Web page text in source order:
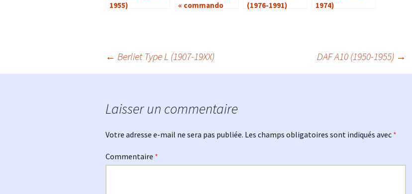
1955)
« commando
(1976-1991)
1974)
Navigation
← Berliet Type L (1907-19XX) DAF A10 (1950-1955) →
Laisser un commentaire
Votre adresse e-mail ne sera pas publiée. Les champs obligatoires sont indiqués avec *
Commentaire *